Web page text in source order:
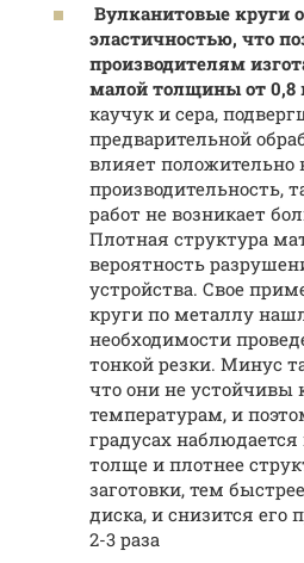
Вулканитовые круги
эластичностью, что
производителям
малой толщины от
каучук и сера,
предварительной
влияет положительно
производительность,
работ не возникает
Плотная структура
вероятность
устройства. Свое
круги по металлу
необходимости
тонкой резки. Минус
что они не устойчивы
температурам, и
градусах
толще и плотнее
заготовки, тем
диска, и снизится его
2-3 раза